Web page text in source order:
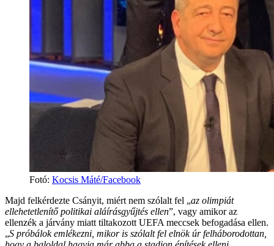
Fotó: Kocsis Máté/Facebook
Majd felkérdezte Csányit, miért nem szólalt fel „az olimpiát
ellehetetlenítő politikai aláírásgyűjtés ellen”, vagy amikor az
ellenzék a járvány miatt tiltakozott UEFA meccsek befogadása ellen.
„S próbálok emlékezni, mikor is szólalt fel elnök úr felháborodottan,